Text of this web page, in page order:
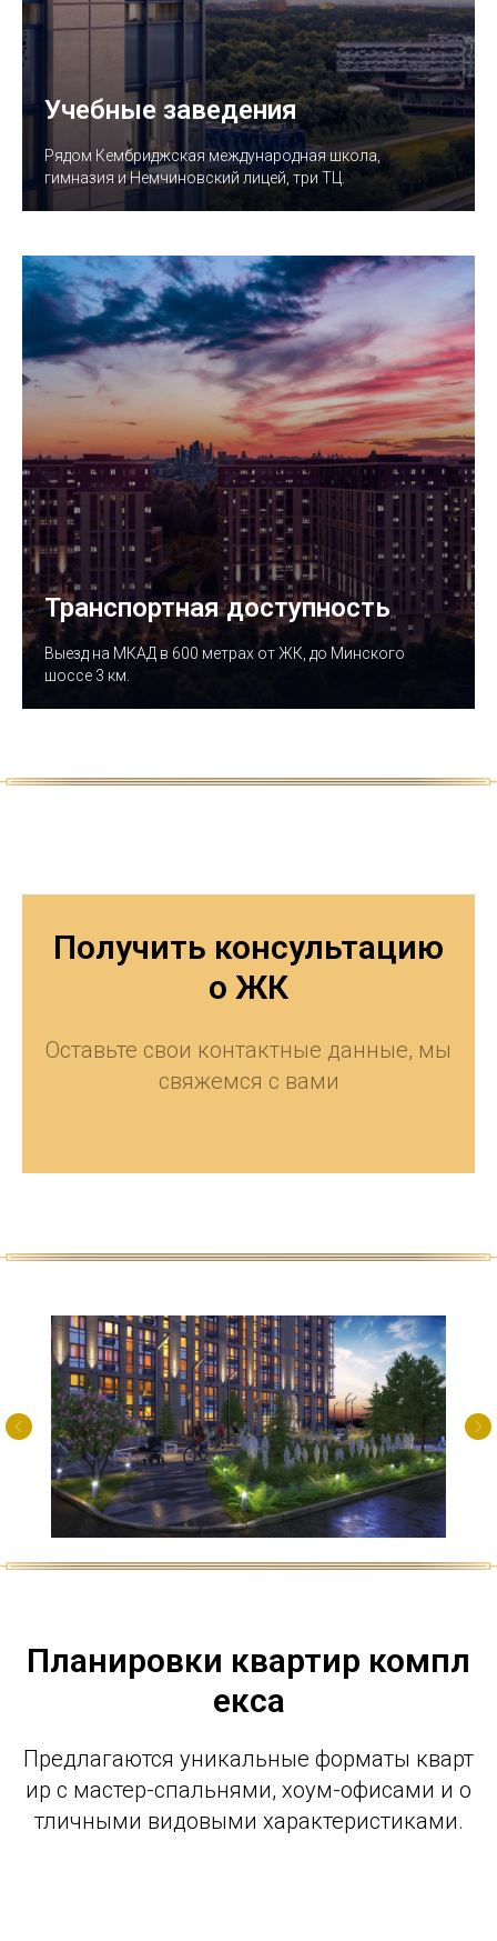
Учебные заведения
Рядом Кембриджская международная школа,
гимназия и Немчиновский лицей, три ТЦ.
Транспортная доступность
Выезд на МКАД в 600 метрах от ЖК, до Минского
шоссе 3 км.
Получить консультацию
о ЖК
Оставьте свои контактные данные, мы
свяжемся с вами
Планировки квартир компл
екса
Предлагаются уникальные форматы кварт
ир с мастер-спальнями, хоум-офисами и о
тличными видовыми характеристиками.